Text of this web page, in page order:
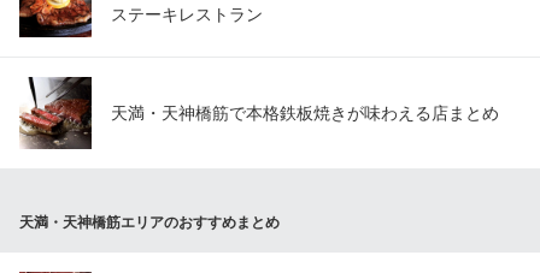
ステーキレストラン
天満・天神橋筋で本格鉄板焼きが味わえる店まとめ
天満・天神橋筋エリアのおすすめまとめ